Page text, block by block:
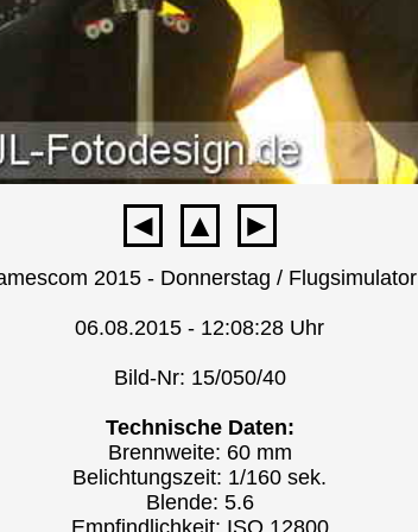
◄ ▲ ►
2015 - Donnerstag / Flugsimulator
06.08.2015 - 12:08:28 Uhr
Bild-Nr: 15/050/40
Technische Daten:
Brennweite: 60 mm
Belichtungszeit: 1/160 sek.
Blende: 5.6